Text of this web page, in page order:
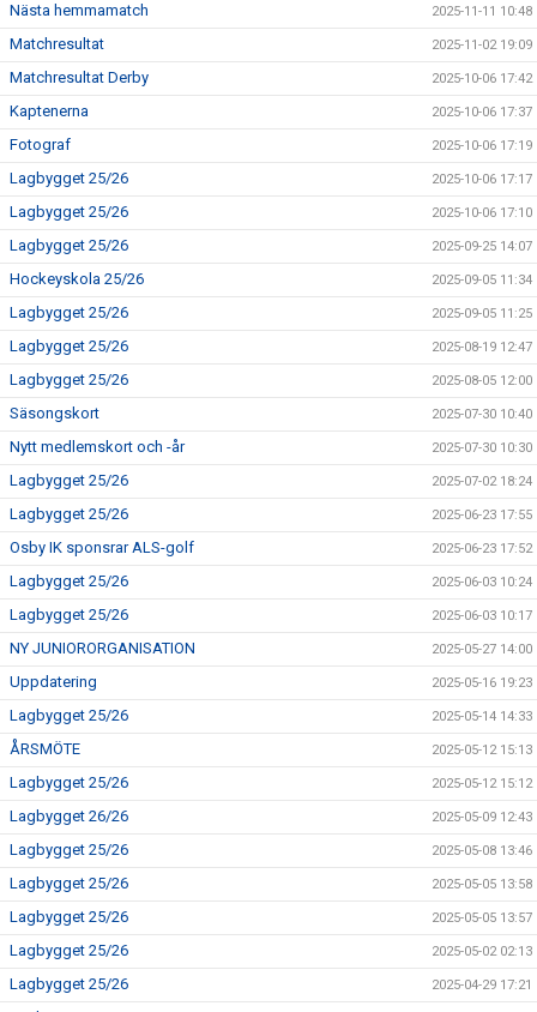
Nästa hemmamatch 2025-11-11 10:48
Matchresultat 2025-11-02 19:09
Matchresultat Derby 2025-10-06 17:42
Kaptenerna 2025-10-06 17:37
Fotograf 2025-10-06 17:19
Lagbygget 25/26 2025-10-06 17:17
Lagbygget 25/26 2025-10-06 17:10
Lagbygget 25/26 2025-09-25 14:07
Hockeyskola 25/26 2025-09-05 11:34
Lagbygget 25/26 2025-09-05 11:25
Lagbygget 25/26 2025-08-19 12:47
Lagbygget 25/26 2025-08-05 12:00
Säsongskort 2025-07-30 10:40
Nytt medlemskort och -år 2025-07-30 10:30
Lagbygget 25/26 2025-07-02 18:24
Lagbygget 25/26 2025-06-23 17:55
Osby IK sponsrar ALS-golf 2025-06-23 17:52
Lagbygget 25/26 2025-06-03 10:24
Lagbygget 25/26 2025-06-03 10:17
NY JUNIORORGANISATION 2025-05-27 14:00
Uppdatering 2025-05-16 19:23
Lagbygget 25/26 2025-05-14 14:33
ÅRSMÖTE 2025-05-12 15:13
Lagbygget 25/26 2025-05-12 15:12
Lagbygget 26/26 2025-05-09 12:43
Lagbygget 25/26 2025-05-08 13:46
Lagbygget 25/26 2025-05-05 13:58
Lagbygget 25/26 2025-05-05 13:57
Lagbygget 25/26 2025-05-02 02:13
Lagbygget 25/26 2025-04-29 17:21